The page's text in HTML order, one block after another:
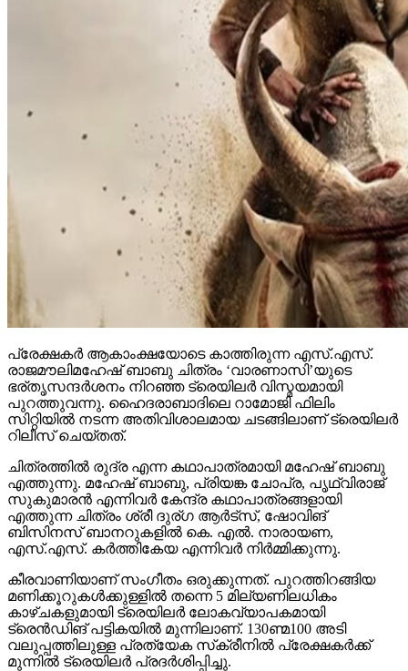
പ്രേക്ഷകര്‍ ആകാംക്ഷയോടെ കാത്തിരുന്ന എസ്.എസ്.
രാജമൗലിമഹേഷ് ബാബു ചിത്രം ‘വാരണാസി’യുടെ
ഭര്തൃസന്ദര്‍ശനം നിറഞ്ഞ ട്രെയിലര്‍ വിസ്മയമായി
പുറത്തുവന്നു. ഹൈദരാബാദിലെ റാമോജി ഫിലിം
സിറ്റിയില്‍ നടന്ന അതിവിശാലമായ ചടങ്ങിലാണ് ട്രെയിലര്‍
റിലീസ് ചെയ്തത്.
ചിത്രത്തില്‍ രുദ്ര എന്ന കഥാപാത്രമായി മഹേഷ് ബാബു
എത്തുന്നു. മഹേഷ് ബാബു, പ്രിയങ്ക ചോപ്ര, പൃഥ്വിരാജ്
സുകുമാരന്‍ എന്നിവര്‍ കേന്ദ്ര കഥാപാത്രങ്ങളായി
എത്തുന്ന ചിത്രം ശ്രീ ദുര്ഗ ആര്‍ട്‌സ്, ഷോവിങ്
ബിസിനസ് ബാനറുകളില്‍ കെ. എല്‍. നാരായണ,
എസ്.എസ്. കര്‍ത്തികേയ എന്നിവര്‍ നിര്‍മ്മിക്കുന്നു.
കീരവാണിയാണ് സംഗീതം ഒരുക്കുന്നത്. പുറത്തിറങ്ങിയ
മണിക്കൂറുകള്‍ക്കുള്ളില്‍ തന്നെ 5 മില്യണിലധികം
കാഴ്ചകളുമായി ട്രെയിലര്‍ ലോകവ്യാപകമായി
ട്രെന്‍ഡിങ് പട്ടികയില്‍ മുന്നിലാണ്. 130ണ്മ100 അടി
വലുപ്പത്തിലുള്ള പ്രത്യേക സ്‌ക്രീനില്‍ പ്രേക്ഷകര്‍ക്ക്
മുന്നില്‍ ട്രെയിലര്‍ പ്രദര്‍ശിപ്പിച്ചു.